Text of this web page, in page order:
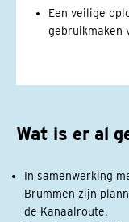
Een veilige
gebruikmaken
Wat is er al
In samenwerking
Brummen zijn
de Kanaalroute.